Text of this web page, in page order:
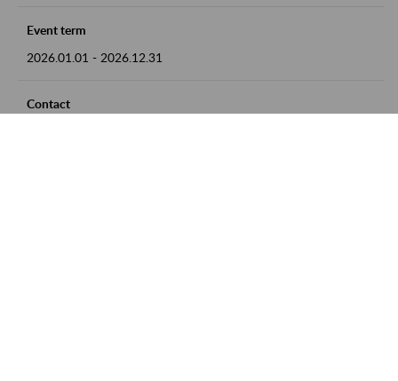
Event term
2026.01.01 - 2026.12.31
Contact